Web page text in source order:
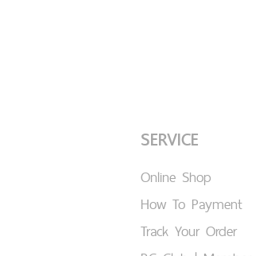
SERVICE
Online Shop
How To Payment
Track Your Order